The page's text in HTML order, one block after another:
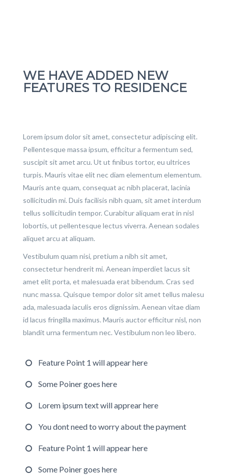
WE HAVE ADDED NEW
FEATURES TO RESIDENCE
Lorem ipsum dolor sit amet, consectetur adipiscing elit.
Pellentesque massa ipsum, efficitur a fermentum sed,
suscipit sit amet arcu. Ut ut finibus tortor, eu ultrices
turpis. Mauris vitae elit nec diam elementum elementum.
Mauris ante quam, consequat ac nibh placerat, lacinia
sollicitudin mi. Duis facilisis nibh quam, sit amet interdum
tellus sollicitudin tempor. Curabitur aliquam erat in nisl
lobortis, ut pellentesque lectus viverra. Aenean sodales
aliquet arcu at aliquam.
Vestibulum quam nisi, pretium a nibh sit amet,
consectetur hendrerit mi. Aenean imperdiet lacus sit
amet elit porta, et malesuada erat bibendum. Cras sed
nunc massa. Quisque tempor dolor sit amet tellus malesu
ada, malesuada iaculis eros dignissim. Aenean vitae diam
id lacus fringilla maximus. Mauris auctor efficitur nisl, non
blandit urna fermentum nec. Vestibulum non leo libero.
Feature Point 1 will appear here
Some Poiner goes here
Lorem ipsum text will apprear here
You dont need to worry about the payment
Feature Point 1 will appear here
Some Poiner goes here